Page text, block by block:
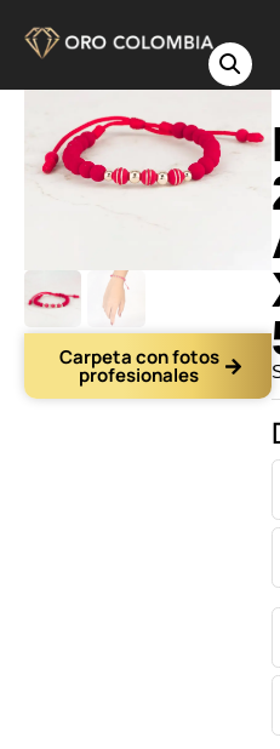
Carpeta con fotos
profesionales